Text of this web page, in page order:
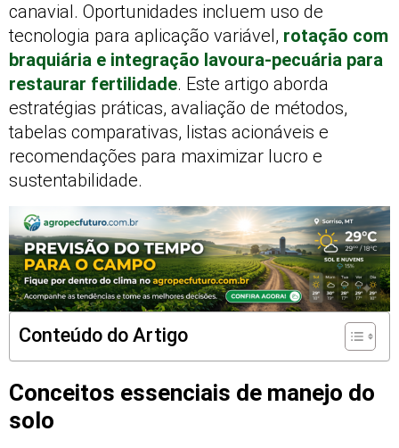
canavial. Oportunidades incluem uso de
tecnologia para aplicação variável, rotação com
braquiária e integração lavoura-pecuária para
restaurar fertilidade. Este artigo aborda
estratégias práticas, avaliação de métodos,
tabelas comparativas, listas acionáveis e
recomendações para maximizar lucro e
sustentabilidade.
Conteúdo do Artigo
Conceitos essenciais de manejo do
solo